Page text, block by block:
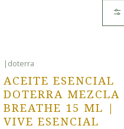
| doterra
ACEITE ESENCIAL
DOTERRA MEZCLA
BREATHE 15 ML |
VIVE ESENCIAL